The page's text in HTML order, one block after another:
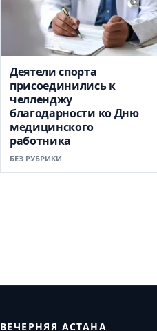
Деятели спорта
присоединились к
челленджу
благодарности ко Дню
медицинского
работника
БЕЗ РУБРИКИ
ВЕЧЕРНЯЯ АСТАНА